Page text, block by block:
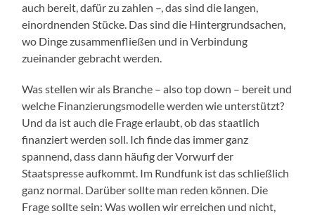
auch bereit, dafür zu zahlen –, das sind die langen,
einordnenden Stücke. Das sind die Hintergrundsachen,
wo Dinge zusammenfließen und in Verbindung
zueinander gebracht werden.
Was stellen wir als Branche – also top down – bereit und
welche Finanzierungsmodelle werden wie unterstützt?
Und da ist auch die Frage erlaubt, ob das staatlich
finanziert werden soll. Ich finde das immer ganz
spannend, dass dann häufig der Vorwurf der
Staatspresse aufkommt. Im Rundfunk ist das schließlich
ganz normal. Darüber sollte man reden können. Die
Frage sollte sein: Was wollen wir erreichen und nicht,